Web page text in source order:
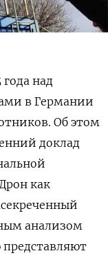
над
в Германии
Об этом
доклад
как
анализом